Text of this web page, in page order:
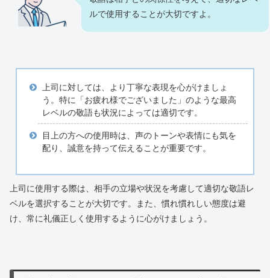
ルで使用することが大切ですよ。
上司に対しては、より丁寧な表現を心がけましょ
う。特に「お疲れ様でございました」のような最高
レベルの敬語も状況によっては適切です。
目上の方への使用時は、声のトーンや表情にも気を
配り、誠意を持って伝えることが重要です。
上司に使用する際は、相手の立場や状況を考慮して適切な敬語レ
ベルを選択することが大切です。また、慣れ慣れしい態度は避
け、常に礼儀正しく使用するように心がけましょう。